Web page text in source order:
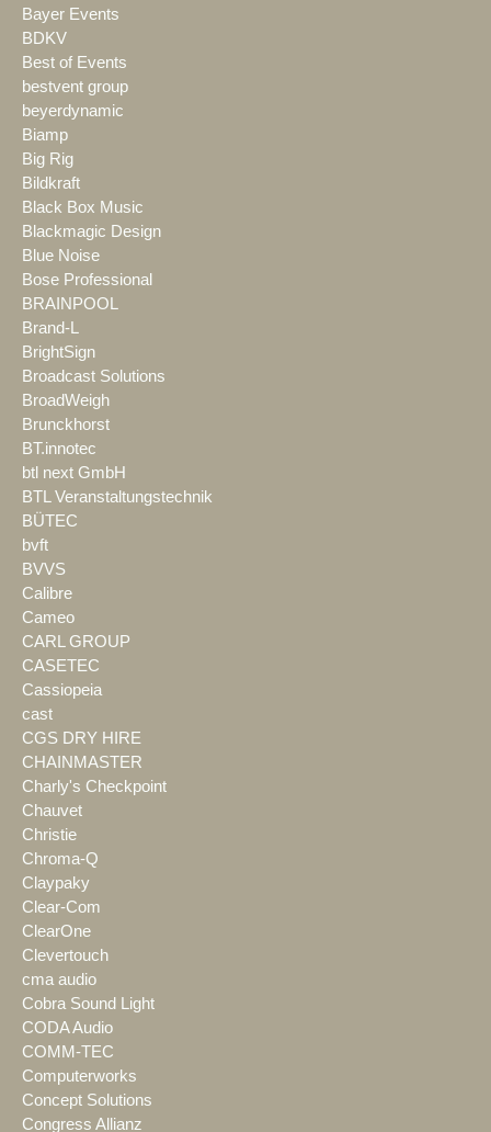
Bayer Events
BDKV
Best of Events
bestvent group
beyerdynamic
Biamp
Big Rig
Bildkraft
Black Box Music
Blackmagic Design
Blue Noise
Bose Professional
BRAINPOOL
Brand-L
BrightSign
Broadcast Solutions
BroadWeigh
Brunckhorst
BT.innotec
btl next GmbH
BTL Veranstaltungstechnik
BÜTEC
bvft
BVVS
Calibre
Cameo
CARL GROUP
CASETEC
Cassiopeia
cast
CGS DRY HIRE
CHAINMASTER
Charly's Checkpoint
Chauvet
Christie
Chroma-Q
Claypaky
Clear-Com
ClearOne
Clevertouch
cma audio
Cobra Sound Light
CODA Audio
COMM-TEC
Computerworks
Concept Solutions
Congress Allianz